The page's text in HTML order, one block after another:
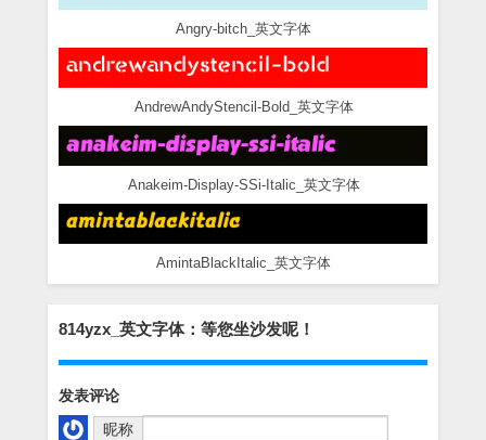
Angry-bitch_英文字体
AndrewAndyStencil-Bold_英文字体
Anakeim-Display-SSi-Italic_英文字体
AmintaBlackItalic_英文字体
814yzx_英文字体：等您坐沙发呢！
发表评论
昵称